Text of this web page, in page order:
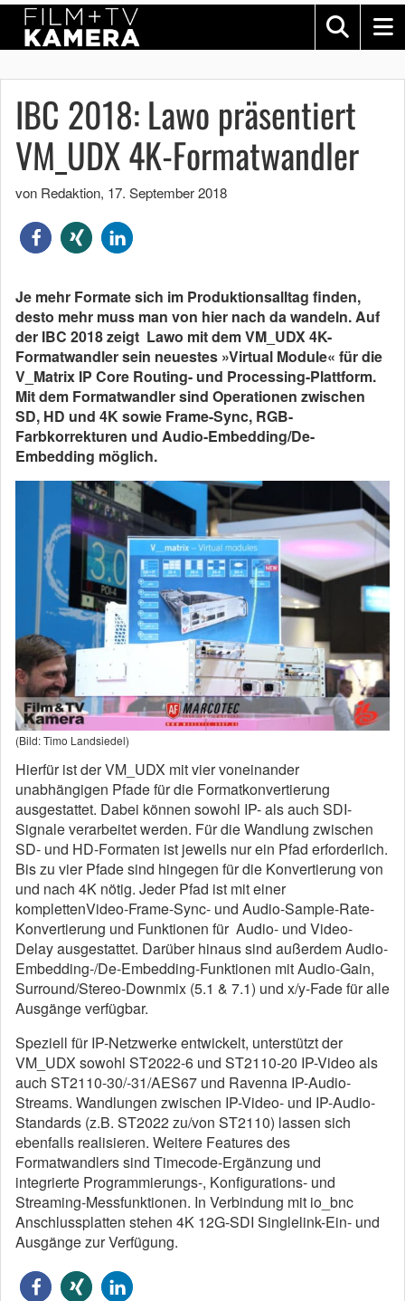
IBC 2018: Lawo präsentiert
VM_UDX 4K-Formatwandler
von Redaktion, 17. September 2018
Je mehr Formate sich im Produktionsalltag finden,
desto mehr muss man von hier nach da wandeln. Auf
der IBC 2018 zeigt Lawo mit dem VM_UDX 4K-
Formatwandler sein neuestes »Virtual Module« für die
V_Matrix IP Core Routing- und Processing-Plattform.
Mit dem Formatwandler sind Operationen zwischen
SD, HD und 4K sowie Frame-Sync, RGB-
Farbkorrekturen und Audio-Embedding/De-
Embedding möglich.
(Bild: Timo Landsiedel)
Hierfür ist der VM_UDX mit vier voneinander
unabhängigen Pfade für die Formatkonvertierung
ausgestattet. Dabei können sowohl IP- als auch SDI-
Signale verarbeitet werden. Für die Wandlung zwischen
SD- und HD-Formaten ist jeweils nur ein Pfad erforderlich.
Bis zu vier Pfade sind hingegen für die Konvertierung von
und nach 4K nötig. Jeder Pfad ist mit einer
komplettenVideo-Frame-Sync- und Audio-Sample-Rate-
Konvertierung und Funktionen für Audio- und Video-
Delay ausgestattet. Darüber hinaus sind außerdem Audio-
Embedding-/De-Embedding-Funktionen mit Audio-Gain,
Surround/Stereo-Downmix (5.1 & 7.1) und x/y-Fade für alle
Ausgänge verfügbar.
Speziell für IP-Netzwerke entwickelt, unterstützt der
VM_UDX sowohl ST2022-6 und ST2110-20 IP-Video als
auch ST2110-30/-31/AES67 und Ravenna IP-Audio-
Streams. Wandlungen zwischen IP-Video- und IP-Audio-
Standards (z.B. ST2022 zu/von ST2110) lassen sich
ebenfalls realisieren. Weitere Features des
Formatwandlers sind Timecode-Ergänzung und
integrierte Programmierungs-, Konfigurations- und
Streaming-Messfunktionen. In Verbindung mit io_bnc
Anschlussplatten stehen 4K 12G-SDI Singlelink-Ein- und
Ausgänge zur Verfügung.